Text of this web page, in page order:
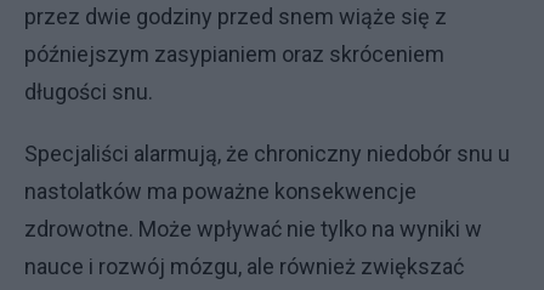
przez dwie godziny przed snem wiąże się z
późniejszym zasypianiem oraz skróceniem
długości snu.
Specjaliści alarmują, że chroniczny niedobór snu u
nastolatków ma poważne konsekwencje
zdrowotne. Może wpływać nie tylko na wyniki w
nauce i rozwój mózgu, ale również zwiększać